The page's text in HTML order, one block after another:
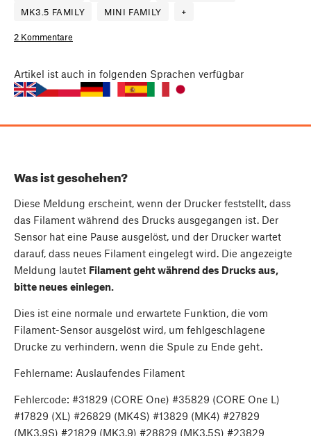
MK3.5 FAMILY
MINI FAMILY +
2 Kommentare
Artikel ist auch in folgenden Sprachen verfügbar
Was ist geschehen?
Diese Meldung erscheint, wenn der Drucker feststellt, dass
das Filament während des Drucks ausgegangen ist. Der
Sensor hat eine Pause ausgelöst, und der Drucker wartet
darauf, dass neues Filament eingelegt wird. Die angezeigte
Meldung lautet Filament geht während des Drucks aus,
bitte neues einlegen.
Dies ist eine normale und erwartete Funktion, die vom
Filament-Sensor ausgelöst wird, um fehlgeschlagene
Drucke zu verhindern, wenn die Spule zu Ende geht.
Fehlername: Auslaufendes Filament
Fehlercode: #31829 (CORE One) #35829 (CORE One L)
#17829 (XL) #26829 (MK4S) #13829 (MK4) #27829
(MK3.9S) #21829 (MK3.9) #28829 (MK3.5S) #23829